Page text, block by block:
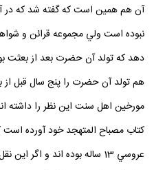
آن هم همين است كه گفته شد كه در
نبوده است ولي مجموعه قرائن و
دهد كه تولد آن حضرت بعد از بعثت
هم تولد آن حضرت را پنج سال قبل از
مورخين اهل سنت اين نظر را داشته
كتاب مصباح المتهجد خود آورده
عروسي 13 ساله بوده اند و